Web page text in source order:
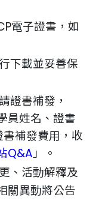
電子證書，如
下載並妥善保
證書補發，
員姓名、證書
補發費用，收
Q&A」。
、活動解釋及
關異動將公告